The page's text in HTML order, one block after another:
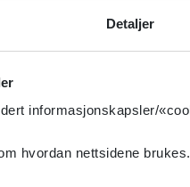
Detaljer
informasjonskapsler/
hvordan nettsidene
Folkehelseinstituttet (FHI)